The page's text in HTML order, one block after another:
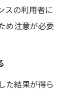
スの利用者に
め注意が必要
た結果が得ら